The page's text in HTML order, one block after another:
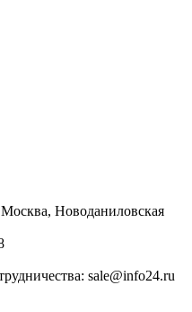
Новоданиловская
sale@info24.ru